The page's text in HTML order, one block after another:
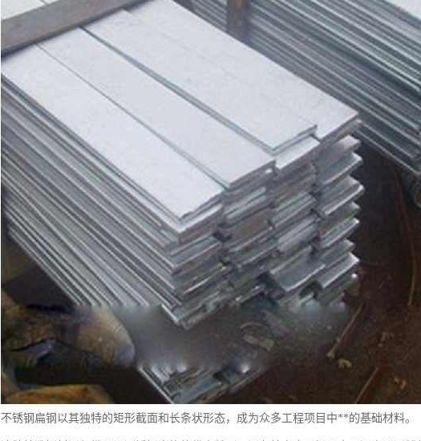
不锈钢扁钢以其独特的矩形截面和长条状形态，成为众多工程项目中**的基础材料。